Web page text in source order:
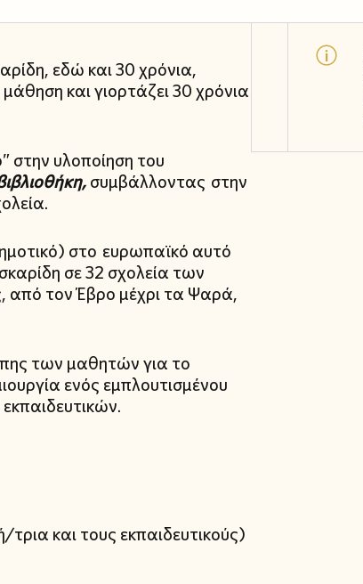
εδώ και 30 χρόνια,
και γιορτάζει 30 χρόνια
στην υλοποίηση του
συμβάλλοντας στην
στο ευρωπαϊκό αυτό
σε 32 σχολεία των
από τον Έβρο μέχρι τα Ψαρά,
των μαθητών για το
ενός εμπλουτισμένου
και τους εκπαιδευτικούς)